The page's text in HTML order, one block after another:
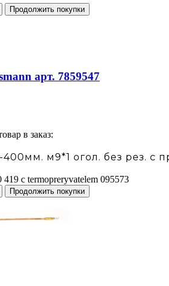
Продолжить покупки
арт. 7859547
в заказ:
м9*1 огол. без рез. с
Продолжить покупки